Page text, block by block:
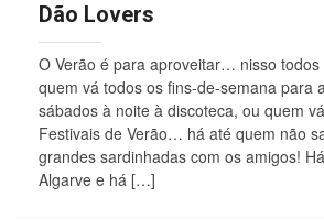
Dão Lovers
O Verão é para aproveitar… nisso
quem vá todos os fins-de-semana para
sábados à noite à discoteca, ou quem
Festivais de Verão… há até quem não
grandes sardinhadas com os amigos!
Algarve e há […]